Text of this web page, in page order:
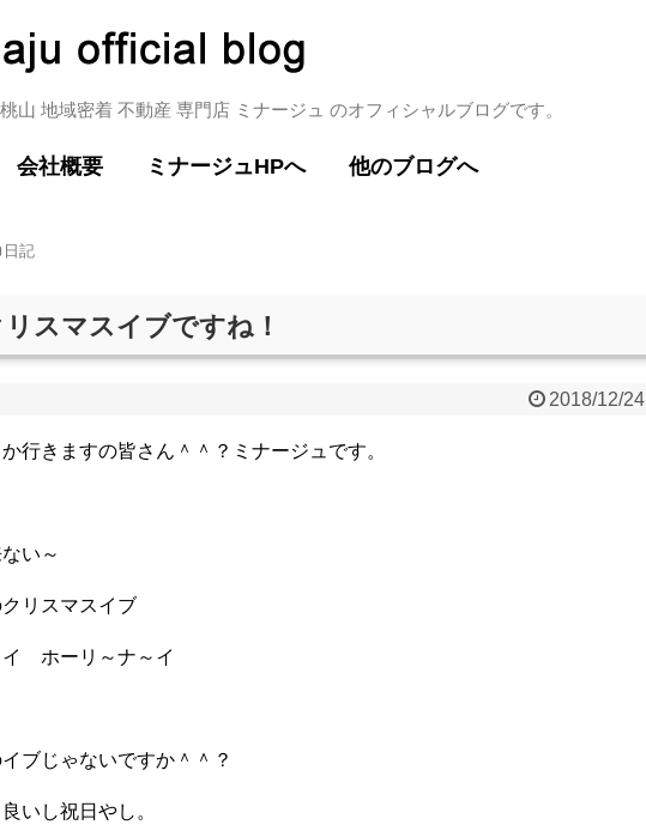
山 地域密着 不動産 専門店 ミナージュ のオフィシャルブログです。
会社概要 ミナージュHPへ 他のブログへ
日記
スマスイブですね！
2018/12/24
行きますの皆さん＾＾？ミナージュです。
い～
リスマスイブ
イ ホーリ～ナ～イ
ブじゃないですか＾＾？
いし祝日やし。